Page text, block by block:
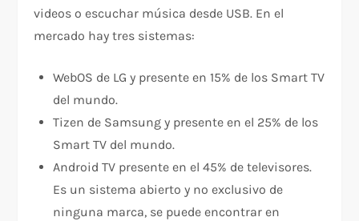
videos o escuchar música desde USB. En el
mercado hay tres sistemas:
WebOS de LG y presente en 15% de los Smart TV
del mundo.
Tizen de Samsung y presente en el 25% de los
Smart TV del mundo.
Android TV presente en el 45% de televisores.
Es un sistema abierto y no exclusivo de
ninguna marca, se puede encontrar en